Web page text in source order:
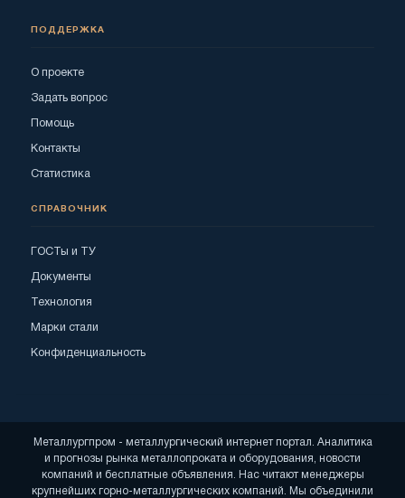
ПОДДЕРЖКА
О проекте
Задать вопрос
Помощь
Контакты
Статистика
СПРАВОЧНИК
ГОСТы и ТУ
Документы
Технология
Марки стали
Конфиденциальность
Металлургпром - металлургический интернет портал. Аналитика
и прогнозы рынка металлопроката и оборудования, новости
компаний и бесплатные объявления. Нас читают менеджеры
крупнейших горно-металлургических компаний. Мы объединили